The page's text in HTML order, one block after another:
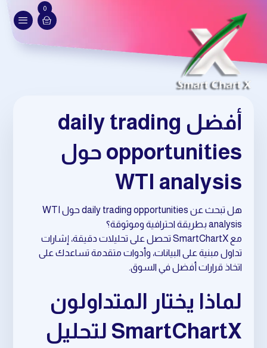
0
أفضل daily trading
opportunities حول
WTI analysis
هل تبحث عن daily trading opportunities حول WTI
analysis بطريقة احترافية وموثوقة؟
مع SmartChartX تحصل على تحليلات دقيقة، إشارات
تداول مبنية على البيانات، وأدوات متقدمة تساعدك على
اتخاذ قرارات أفضل في السوق.
لماذا يختار المتداولون
SmartChartX لتحليل